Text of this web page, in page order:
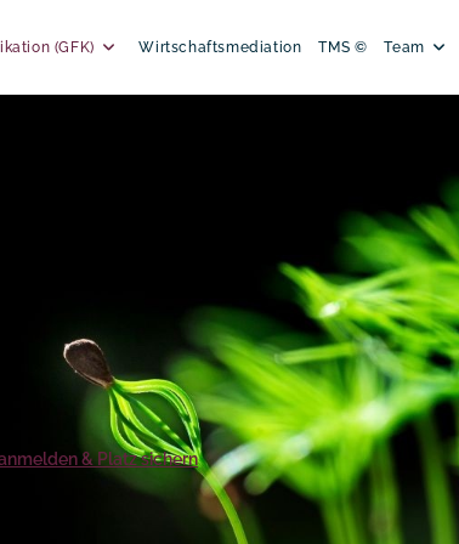
(GFK) Wirtschaftsmediation TMS © Team
& Platz sichern